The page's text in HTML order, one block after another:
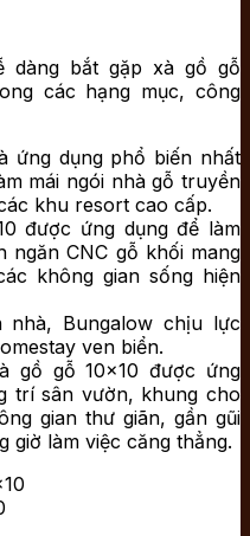
dàng bắt gặp xà gồ gỗ
các hạng mục, công
ứng dụng phổ biến nhất
mái ngói nhà gỗ truyền
khu resort cao cấp.
được ứng dụng để làm
CNC gỗ khối mang
không gian sống hiện
nhà, Bungalow chịu lực
ven biển.
gồ gỗ 10×10 được ứng
trí sân vườn, khung cho
gian thư giãn, gần gũi
giờ làm việc căng thẳng.